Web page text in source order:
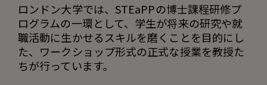
ロンドン大学では、STEaPPの博士課程研修プ
ログラムの一環として、学生が将来の研究や就
職活動に生かせるスキルを磨くことを目的にし
た、ワークショップ形式の正式な授業を教授た
ちが行っています。